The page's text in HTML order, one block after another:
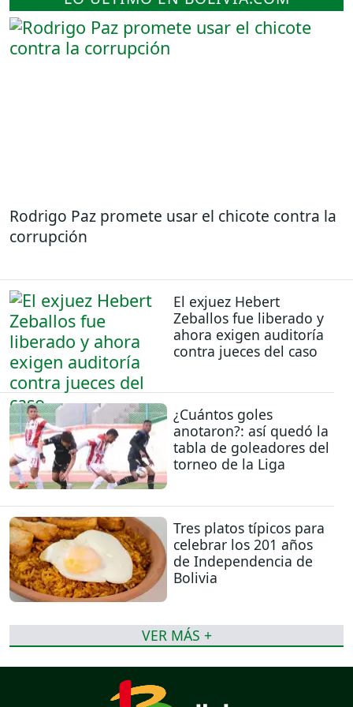
Rodrigo Paz promete usar el chicote contra la
corrupción
El exjuez Hebert
Zeballos fue liberado y
ahora exigen auditoría
contra jueces del caso
¿Cuántos goles
anotaron?: así quedó la
tabla de goleadores del
torneo de la Liga
Tres platos típicos para
celebrar los 201 años
de Independencia de
Bolivia
VER MÁS +